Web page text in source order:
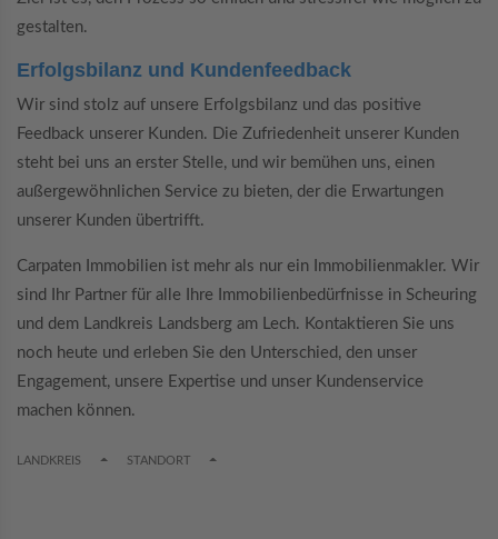
gestalten.
Erfolgsbilanz und Kundenfeedback
Wir sind stolz auf unsere Erfolgsbilanz und das positive
Feedback unserer Kunden. Die Zufriedenheit unserer Kunden
steht bei uns an erster Stelle, und wir bemühen uns, einen
außergewöhnlichen Service zu bieten, der die Erwartungen
unserer Kunden übertrifft.
Carpaten Immobilien ist mehr als nur ein Immobilienmakler. Wir
sind Ihr Partner für alle Ihre Immobilienbedürfnisse in Scheuring
und dem Landkreis Landsberg am Lech. Kontaktieren Sie uns
noch heute und erleben Sie den Unterschied, den unser
Engagement, unsere Expertise und unser Kundenservice
machen können.
LANDKREIS TOGGLE DROPDOWN
STANDORT TOGGLE DROPDOWN